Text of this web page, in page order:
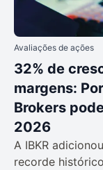
Avaliações de ações
32% de
margens:
Brokers
2026
A IBKR
recorde